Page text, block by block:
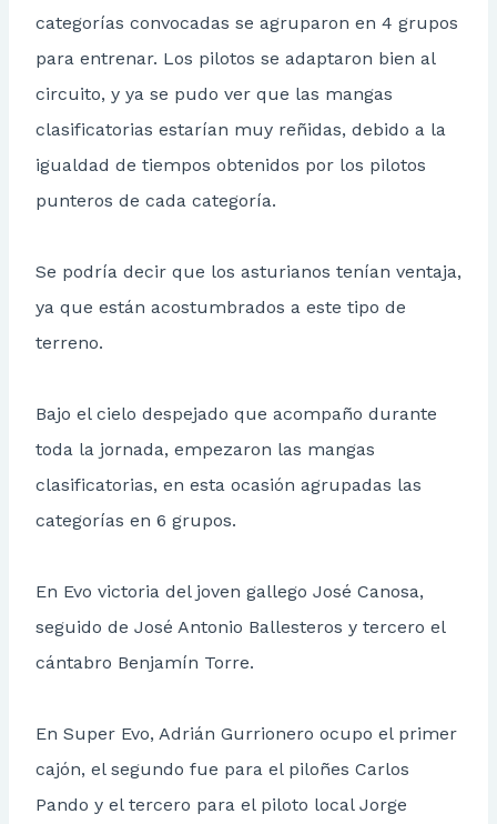
categorías convocadas se agruparon en 4 grupos
para entrenar. Los pilotos se adaptaron bien al
circuito, y ya se pudo ver que las mangas
clasificatorias estarían muy reñidas, debido a la
igualdad de tiempos obtenidos por los pilotos
punteros de cada categoría.
Se podría decir que los asturianos tenían ventaja,
ya que están acostumbrados a este tipo de
terreno.
Bajo el cielo despejado que acompaño durante
toda la jornada, empezaron las mangas
clasificatorias, en esta ocasión agrupadas las
categorías en 6 grupos.
En Evo victoria del joven gallego José Canosa,
seguido de José Antonio Ballesteros y tercero el
cántabro Benjamín Torre.
En Super Evo, Adrián Gurrionero ocupo el primer
cajón, el segundo fue para el piloñes Carlos
Pando y el tercero para el piloto local Jorge